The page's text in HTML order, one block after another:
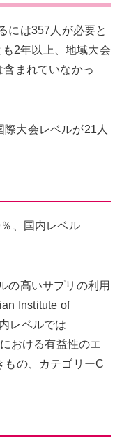
には357人が必要と
2年以上、地域大会
まれていなかっ
大会レベルが21人
、国内レベル
の高いサプリの利用
Institute of
レベルでは
おける有益性のエ
もの、カテゴリーC